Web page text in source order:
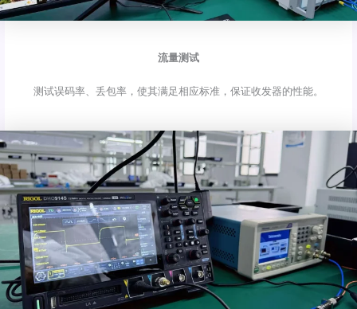
流量测试
测试误码率、丢包率，使其满足相应标准，保证收发器的性能。